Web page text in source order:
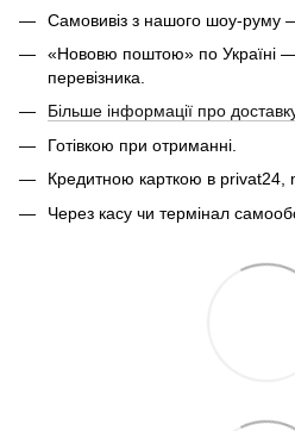
Самовивіз з нашого шоу-руму
«Нововю поштою» по Україні —
перевізника.
Більше інформації про
Готівкою при отриманні.
Кредитною карткою в privat24,
Через касу чи термінал